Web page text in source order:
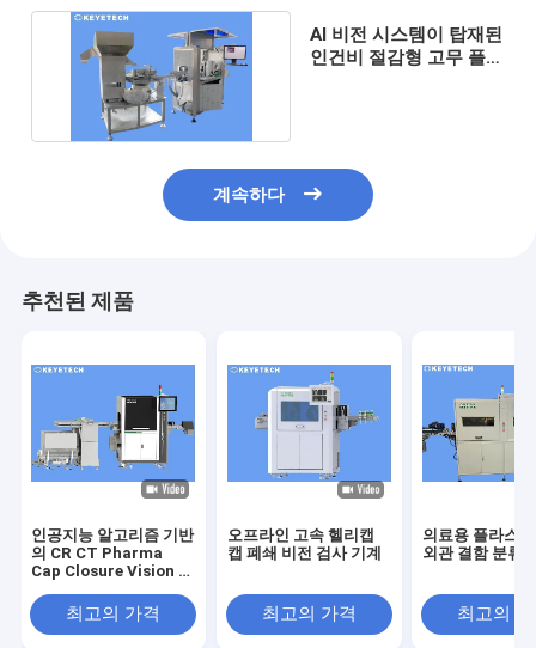
AI 비전 시스템이 탑재된
인건비 절감형 고무 플라
계속하다
추천된 제품
인공지능 알고리즘 기반
의 CR CT Pharma
Cap Closure Vision 검
최고의 가격
오프라인 고속 헬리캡
캡 폐쇄 비전 검사 기계
최고의 가격
의료용 플라스
외관 결함 분류
최고의